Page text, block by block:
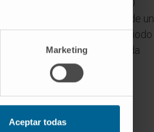
Marketing
Aceptar todas
de aura, duran menos de 30
suelen prolongarse más de un
es más lenta, con un periodo
descarga generalizada